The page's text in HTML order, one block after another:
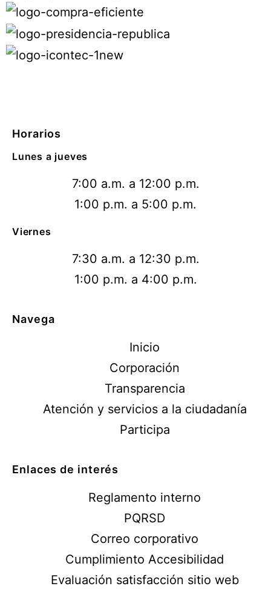
Horarios
Lunes a jueves
7:00 a.m. a 12:00 p.m.
1:00 p.m. a 5:00 p.m.
Viernes
7:30 a.m. a 12:30 p.m.
1:00 p.m. a 4:00 p.m.
Navega
Inicio
Corporación
Transparencia
Atención y servicios a la ciudadanía
Participa
Enlaces de interés
Reglamento interno
PQRSD
Correo corporativo
Cumplimiento Accesibilidad
Evaluación satisfacción sitio web